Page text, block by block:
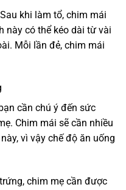
khi làm tổ, chim mái
này có thể kéo dài từ vài
Mỗi lần đẻ, chim mái
cần chú ý đến sức
Chim mái sẽ cần nhiều
vì vậy chế độ ăn uống
chim mẹ cần được